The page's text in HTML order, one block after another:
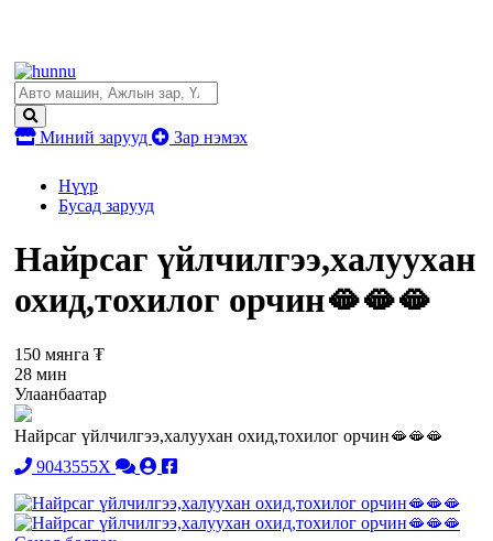
Миний зарууд Зар нэмэх
Нүүр
Бусад зарууд
Найрсаг үйлчилгээ,халуухан
охид,тохилог орчин🫦🫦🫦
150 мянга ₮
28 мин
Улаанбаатар
Найрсаг үйлчилгээ,халуухан охид,тохилог орчин🫦🫦🫦
9043555X